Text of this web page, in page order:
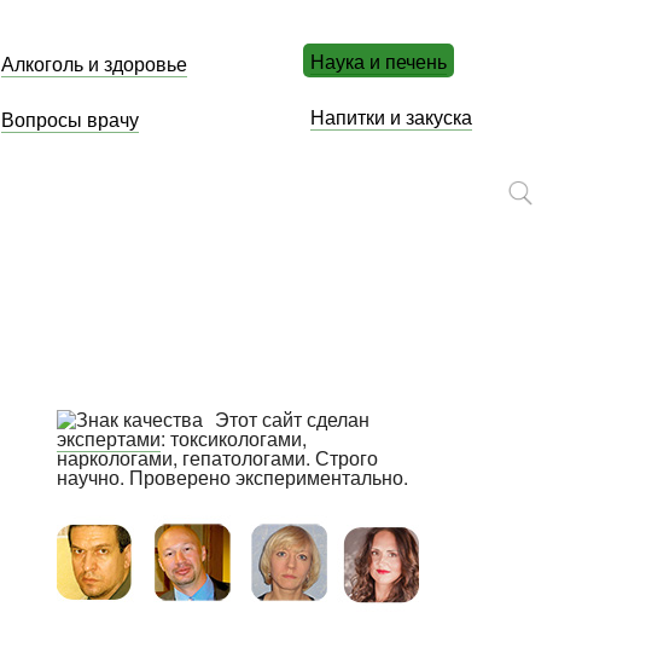
Алкоголь и здоровье Наука и печень
Вопросы врачу Напитки и закуска
Этот сайт сделан
экспертами: токсикологами,
наркологами, гепатологами. Строго
научно. Проверено экспериментально.